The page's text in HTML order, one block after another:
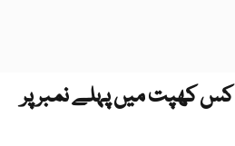
کھپت میں پہلے نمبر پر